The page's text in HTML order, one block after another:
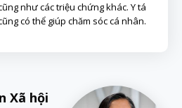
như các triệu chứng khác. Y tá
có thể giúp chăm sóc cá nhân.
Xã hội